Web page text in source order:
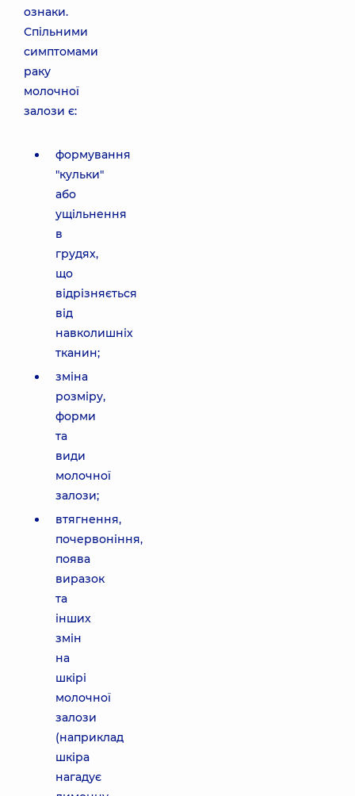
ознаки.
Спільними
симптомами
раку
молочної
залози є:
формування
"кульки"
або
ущільнення
в
грудях,
що
відрізняється
від
навколишніх
тканин;
зміна
розміру,
форми
та
види
молочної
залози;
втягнення,
почервоніння,
поява
виразок
та
інших
змін
на
шкірі
молочної
залози
(наприклад
шкіра
нагадує